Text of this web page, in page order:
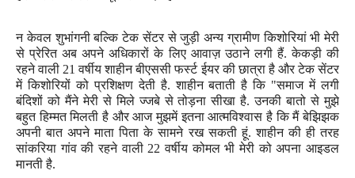
न केवल शुभांगनी बल्कि टेक सेंटर से जुड़ी अन्य ग्रामीण किशोरियां भी मेरी
से प्रेरित अब अपने अधिकारों के लिए आवाज़ उठाने लगी हैं. केकड़ी की
रहने वाली 21वर्षीय शाहीन बीएससी फर्स्ट ईयर की छात्रा है और टेक सेंटर
में किशोरियों को प्रशिक्षण देती है. शाहीन बताती है कि "समाज में लगी
बंदिशों को मैंने मेरी से मिले ज्जबे से तोड़ना सीखा है. उनकी बातो से मुझे
बहुत हिम्मत मिलती है और आज मुझमें इतना आत्मविश्वास है कि मैं बेझिझक
अपनी बात अपने माता पिता के सामने रख सकती हूं. शाहीन की ही तरह
सांकरिया गांव की रहने वाली 22वर्षीय कोमल भी मेरी को अपना आइडल
मानती है.